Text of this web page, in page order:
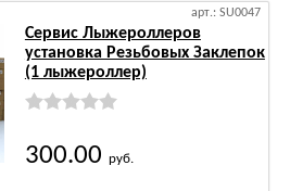
арт.: SU0047
Сервис Лыжероллеров
установка Резьбовых Заклепок
(1 лыжероллер)
300.00 руб.